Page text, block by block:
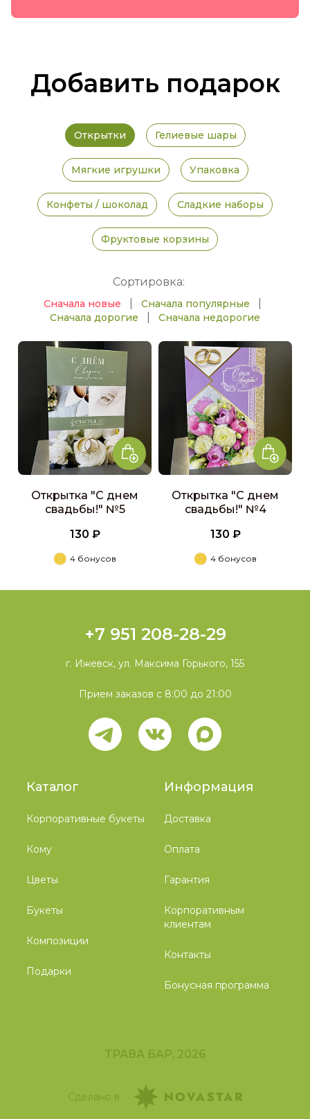
Добавить подарок
Открытки Гелиевые шары
Мягкие игрушки Упаковка
Конфеты / шоколад Сладкие наборы
Фруктовые корзины
Сортировка:
Сначала новые Сначала популярные
Сначала дорогие Сначала недорогие
Открытка "С днем
свадьбы!" №5
130 ₽
4 бонусов
Открытка "С днем
свадьбы!" №4
130 ₽
4 бонусов
Каталог
Корпоративные букеты
Кому
Цветы
Букеты
Композиции
Подарки
Информация
Доставка
Оплата
Гарантия
Корпоративным
клиентам
Контакты
Бонусная программа
+7 951 208-28-29
г. Ижевск, ул. Максима Горького, 155
Прием заказов с 8:00 до 21:00
ТРАВА БАР, 2026
Сделано в